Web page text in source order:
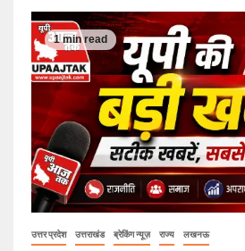
1 min read
उत्तर प्रदेश उत्तराखंड ब्रेकिंग न्यूज़ राज्य लखनऊ